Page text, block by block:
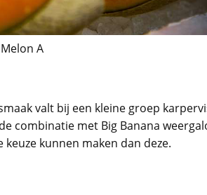
Melon A
valt bij een kleine groep
combinatie met Big Banana
kunnen maken dan deze.